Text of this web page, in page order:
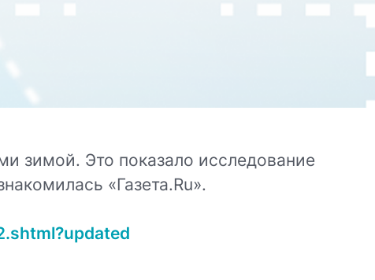
зимой. Это показало исследование
«Газета.Ru».